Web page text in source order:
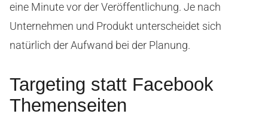
eine Minute vor der Veröffentlichung. Je nach
Unternehmen und Produkt unterscheidet sich
natürlich der Aufwand bei der Planung.
Targeting statt Facebook
Themenseiten